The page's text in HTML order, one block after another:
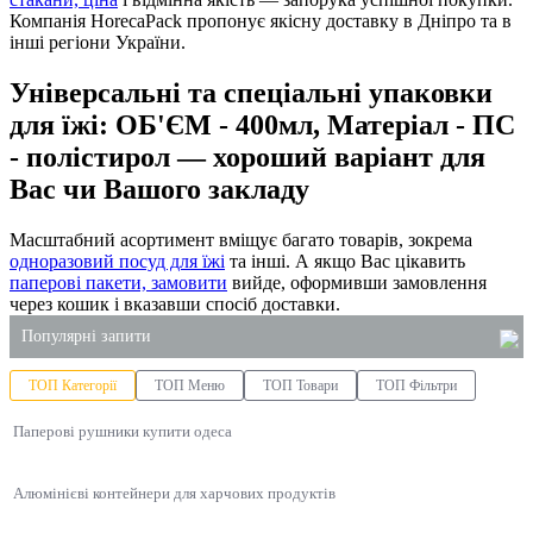
Компанія HorecaPack пропонує якісну доставку в Дніпро та в
інші регіони України.
Універсальні та спеціальні упаковки
для їжі: ОБ'ЄМ - 400мл, Матеріал - ПС
- полістирол — хороший варіант для
Вас чи Вашого закладу
Масштабний асортимент вміщує багато товарів, зокрема
одноразовий посуд для їжі та інші. А якщо Вас цікавить
паперові пакети, замовити вийде, оформивши замовлення
через кошик і вказавши спосіб доставки.
Популярні запити
купити пакети київ
одноразові коробки для їжі
фольговані бокси
ТОП Категорії ТОП Меню ТОП Товари ТОП Фільтри
Паперові рушники купити одеса
Алюмінієві контейнери для харчових продуктів